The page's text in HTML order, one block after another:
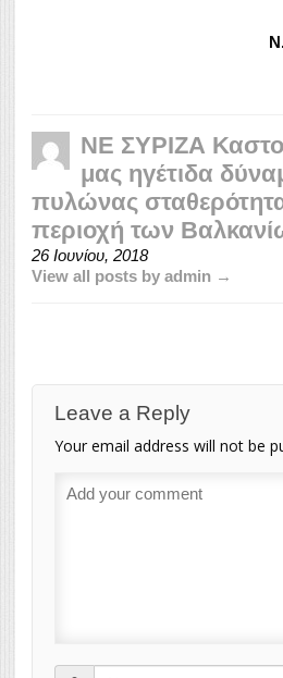
Ν.Ε
ΝΕ ΣΥΡΙΖΑ
μας ηγέτιδα
πυλώνας
περιοχή των
26 Ιουνίου, 2018
View all posts by admin →
Leave a Reply
Your email address will not be